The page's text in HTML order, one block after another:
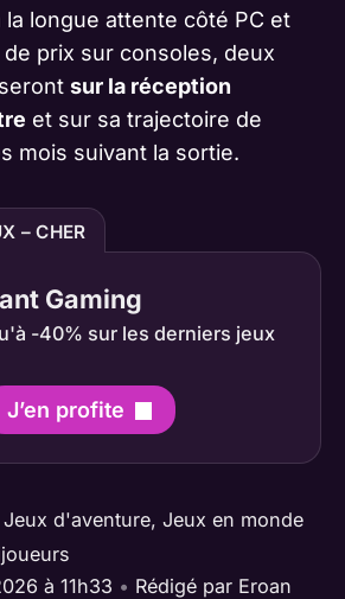
longue attente côté PC et
prix sur consoles, deux
sur la réception
et sur sa trajectoire de
mois suivant la sortie.
– CHER
Gaming
-40% sur les derniers jeux
J’en profite
Jeux d'aventure, Jeux en monde
à 11h33 • Rédigé par Eroan